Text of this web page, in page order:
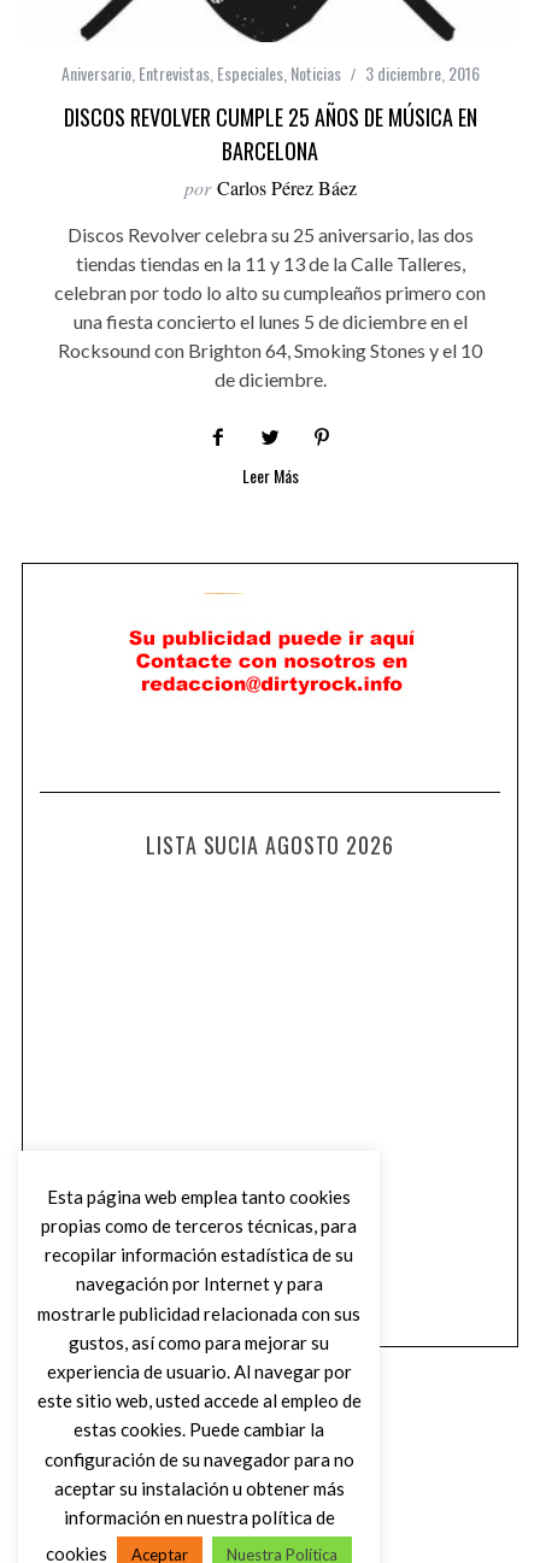
Aniversario,Entrevistas,Especiales,Noticias 3 diciembre, 2016
DISCOS REVOLVER CUMPLE 25 AÑOS DE MÚSICA EN
BARCELONA
por Carlos Pérez Báez
Discos Revolver celebra su 25 aniversario, las dos
tiendas tiendas en la 11 y 13 de la Calle Talleres,
celebran por todo lo alto su cumpleaños primero con
una fiesta concierto el lunes 5 de diciembre en el
Rocksound con Brighton 64, Smoking Stones y el 10
de diciembre.
Leer Más
LISTA SUCIA AGOSTO 2026
Esta página web emplea tanto cookies
propias como de terceros técnicas, para
recopilar información estadística de su
navegación por Internet y para
mostrarle publicidad relacionada con sus
gustos, así como para mejorar su
experiencia de usuario. Al navegar por
este sitio web, usted accede al empleo de
estas cookies. Puede cambiar la
configuración de su navegador para no
aceptar su instalación u obtener más
información en nuestra política de
cookies
Aceptar Nuestra Política